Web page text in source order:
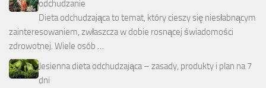
odchudzanie
Dieta odchudzająca to temat, który cieszy się niesłabnącym
zainteresowaniem, zwłaszcza w dobie rosnącej świadomości
zdrowotnej. Wiele osób …
Jesienna dieta odchudzająca – zasady, produkty i plan na 7
dni